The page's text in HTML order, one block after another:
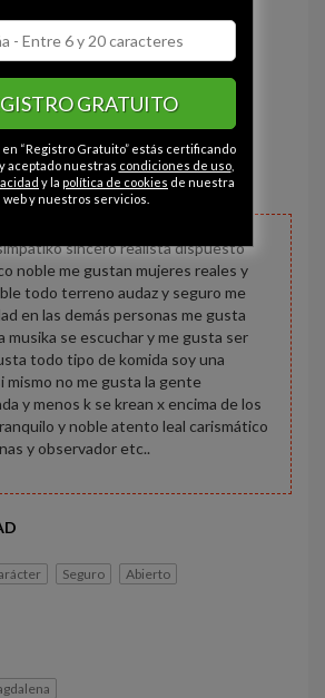
Normal
sincero realista dispuesto
noble me gustan mujeres reales y
todo terreno audaz y seguro me
en las demás personas me gusta
musika se escuchar y me gusta ser
todo tipo de komida soy una
mismo no me gusta la gente
y menos k se krean x encima de los
y noble atento leal carismático
y observador etc..
Seguro Abierto
GRATUITO
“Registro Gratuito” estás certificando
aceptado nuestras condiciones de uso,
y la política de cookies de nuestra
web y nuestros servicios.